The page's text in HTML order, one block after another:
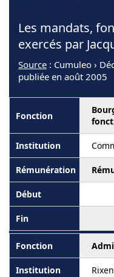
Les mandats,
exercés par
Source : Cumuleo ›
publiée en août 2005